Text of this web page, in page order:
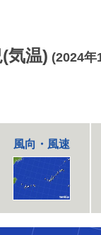
気温) (2024年
風向・風速